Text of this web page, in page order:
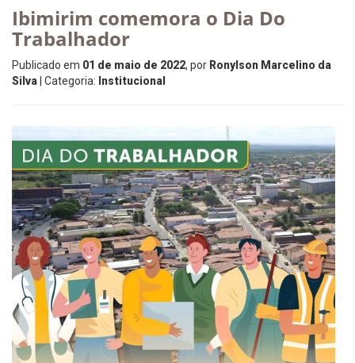
Ibimirim comemora o Dia Do
Trabalhador
Publicado em 01 de maio de 2022, por Ronylson Marcelino da
Silva | Categoria: Institucional